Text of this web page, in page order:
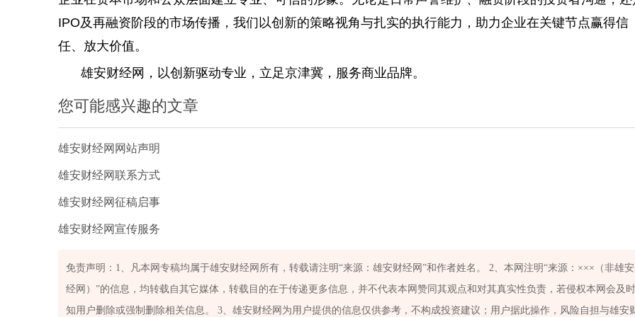
IPO及再融资阶段的市场传播，我们以创新的策略视角与扎实的执行能力，助力企业在关键节点赢得信
任、放大价值。
雄安财经网，以创新驱动专业，立足京津冀，服务商业品牌。
您可能感兴趣的文章
雄安财经网网站声明
雄安财经网联系方式
雄安财经网征稿启事
雄安财经网宣传服务
免责声明：1、凡本网专稿均属于雄安财经网所有，转载请注明“来源：雄安财经网”和作者姓名。 2、本网注明“来源：×××（非雄
经网）”的信息，均转载自其它媒体，转载目的在于传递更多信息，并不代表本网赞同其观点和对其真实性负责，若侵权本网会及
知用户删除或强制删除相关信息。 3、雄安财经网为用户提供的信息仅供参考，不构成投资建议；用户据此操作，风险自担与雄安